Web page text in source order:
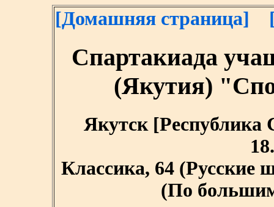
[Домашняя страница]
Спартакиада
(Якутия)
Якутск [Республика
Классика, 64 (Русские
(По